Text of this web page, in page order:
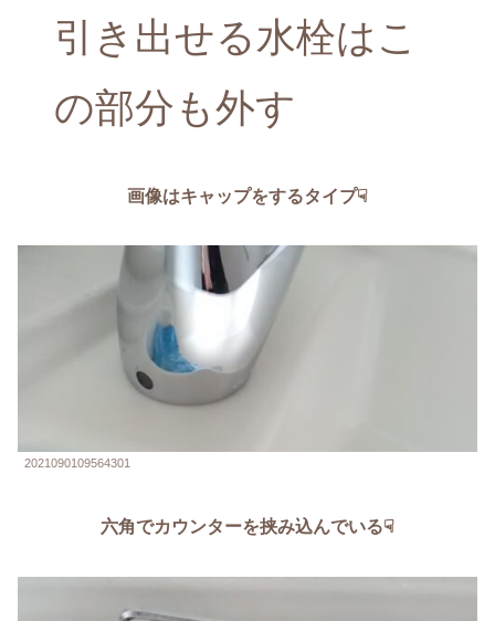
引き出せる水栓はこ
の部分も外す
画像はキャップをするタイプ☟
2021090109564301
六角でカウンターを挟み込んでいる☟